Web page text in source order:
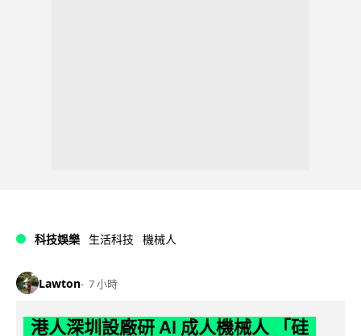
科技娛樂 生活科技 機械人
Lawton 7 小時
港人深圳設廠研 AI 成人機械人 「硅